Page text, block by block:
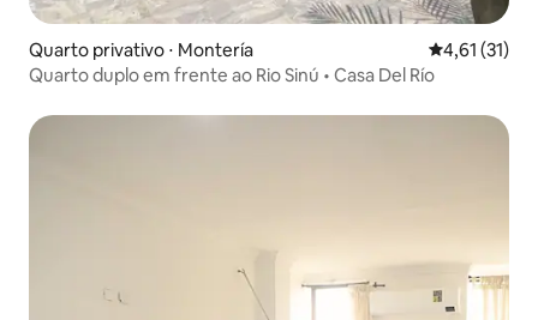
Quarto privativo ⋅ Montería 4,61 de uma
4,61 (31)
Quarto duplo em frente ao Rio Sinú • Casa Del Río